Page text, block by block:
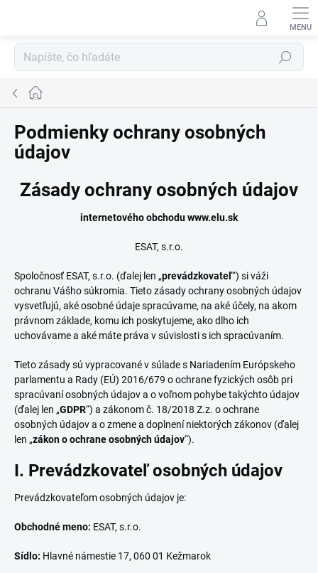
Hľadať
Domov
Podmienky ochrany osobných
údajov
Zásady ochrany osobných údajov
internetového obchodu www.elu.sk
ESAT, s.r.o.
Spoločnosť ESAT, s.r.o. (ďalej len „prevádzkovateľ“) si váži
ochranu Vášho súkromia. Tieto zásady ochrany osobných údajov
vysvetľujú, aké osobné údaje spracúvame, na aké účely, na akom
právnom základe, komu ich poskytujeme, ako dlho ich
uchovávame a aké máte práva v súvislosti s ich spracúvaním.
Tieto zásady sú vypracované v súlade s Nariadením Európskeho
parlamentu a Rady (EÚ) 2016/679 o ochrane fyzických osôb pri
spracúvaní osobných údajov a o voľnom pohybe takýchto údajov
(ďalej len „GDPR“) a zákonom č. 18/2018 Z.z. o ochrane
osobných údajov a o zmene a doplnení niektorých zákonov (ďalej
len „zákon o ochrane osobných údajov“).
I. Prevádzkovateľ osobných údajov
Prevádzkovateľom osobných údajov je:
Obchodné meno: ESAT, s.r.o.
Sídlo: Hlavné námestie 17, 060 01 Kežmarok